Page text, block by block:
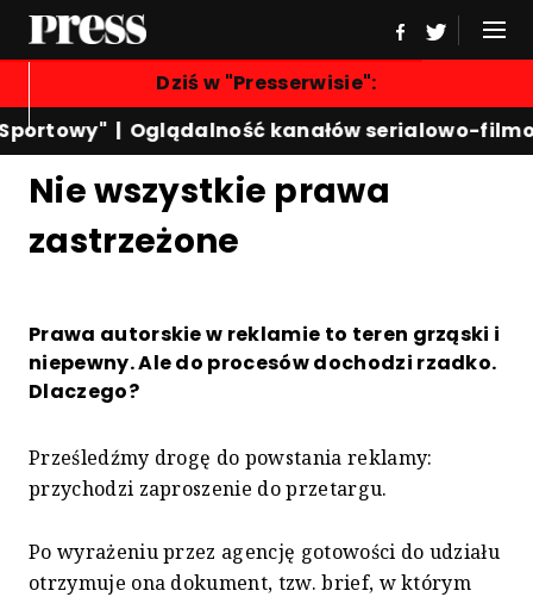
Dziś w "Presserwisie":
Oglądalność kanałów serialowo-
Nie wszystkie prawa
zastrzeżone
Prawa autorskie w reklamie to teren grząski i
niepewny. Ale do procesów dochodzi rzadko.
Dlaczego?
Prześledźmy drogę do powstania reklamy:
przychodzi zaproszenie do przetargu.
Po wyrażeniu przez agencję gotowości do udziału
otrzymuje ona dokument, tzw. brief, w którym